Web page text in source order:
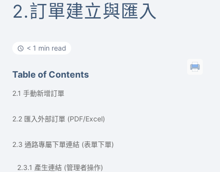
2.訂單建立與匯入
< 1 min read
Table of Contents
2.1 手動新增訂單
2.2 匯入外部訂單 (PDF/Excel)
2.3 通路專屬下單連結 (表單下單)
2.3.1 產生連結 (管理者操作)